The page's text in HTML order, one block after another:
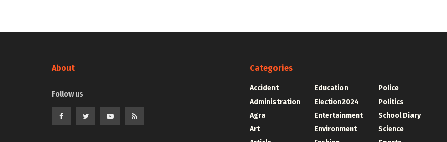
About
Follow us
Categories
Accident
Administration
Agra
Art
Education
Election2024
Entertainment
Environment
Police
Politics
School Diary
Science